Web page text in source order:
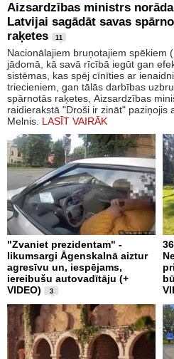
Aizsardzības ministrs
Latvijai sagādāt savas
raķetes
11
Nacionālajiem bruņotajiem spēkiem
jādomā, kā savā rīcībā iegūt gan
sistēmas, kas spēj cīnīties ar
triecieniem, gan tālās darbības
spārnotās raķetes, Aizsardzības
raidierakstā "Droši ir zināt" paziņojis
Melnis. LASĪT VAIRĀK
"Zvaniet prezidentam" -
likumsargi Āgenskalnā aiztur
agresīvu un, iespējams,
iereibušu autovadītāju (+
VIDEO)
3